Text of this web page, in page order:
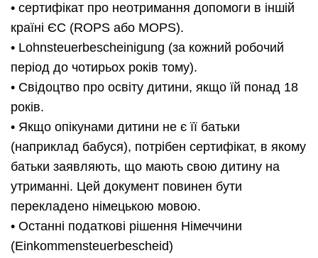
• сертифікат про неотримання допомоги в іншій
країні ЄС (ROPS або MOPS).
• Lohnsteuerbescheinigung (за кожний робочий
період до чотирьох років тому).
• Свідоцтво про освіту дитини, якщо їй понад 18
років.
• Якщо опікунами дитини не є її батьки
(наприклад бабуся), потрібен сертифікат, в якому
батьки заявляють, що мають свою дитину на
утриманні. Цей документ повинен бути
перекладено німецькою мовою.
• Останні податкові рішення Німеччини
(Einkommensteuerbescheid)